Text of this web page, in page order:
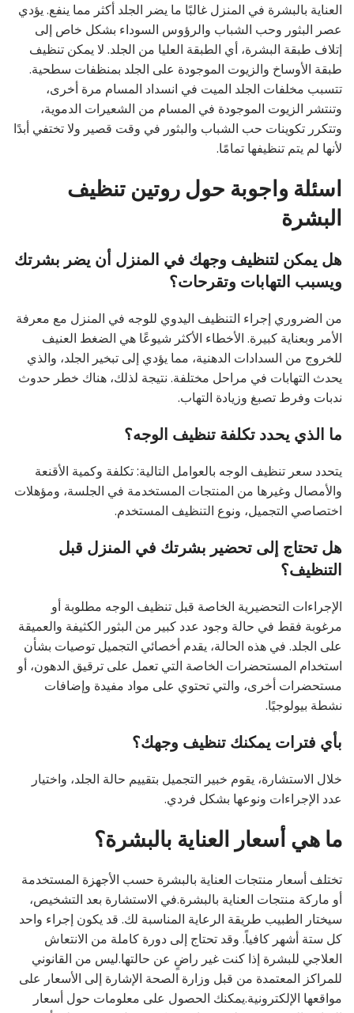
العناية بالبشرة في المنزل غالبًا ما يضر الجلد أكثر مما ينفع. يؤدي
عصر البثور وحب الشباب والرؤوس السوداء بشكل خاص إلى
إتلاف طبقة البشرة، أي الطبقة العليا من الجلد. لا يمكن تنظيف
طبقة الأوساخ والزيوت الموجودة على الجلد بمنظفات سطحية.
تتسبب مخلفات الجلد الميت في انسداد المسام مرة أخرى،
وتنتشر الزيوت الموجودة في المسام من الشعيرات الدموية،
وتتكرر تكوينات حب الشباب والبثور في وقت قصير ولا تختفي أبدًا
لأنها لم يتم تنظيفها تمامًا.
اسئلة واجوبة حول روتين تنظيف
البشرة
هل يمكن لتنظيف وجهك في المنزل أن يضر بشرتك
ويسبب التهابات وتقرحات؟
من الضروري إجراء التنظيف اليدوي للوجه في المنزل مع معرفة
الأمر وبعناية كبيرة. الأخطاء الأكثر شيوعًا هي الضغط العنيف
للخروج من السدادات الدهنية، مما يؤدي إلى تبخير الجلد، والذي
يحدث التهابات في مراحل مختلفة. نتيجة لذلك، هناك خطر حدوث
ندبات وفرط تصبغ وزيادة التهاب.
ما الذي يحدد تكلفة تنظيف الوجه؟
يتحدد سعر تنظيف الوجه بالعوامل التالية: تكلفة وكمية الأقنعة
والأمصال وغيرها من المنتجات المستخدمة في الجلسة، ومؤهلات
اختصاصي التجميل، ونوع التنظيف المستخدم.
هل تحتاج إلى تحضير بشرتك في المنزل قبل
التنظيف؟
الإجراءات التحضيرية الخاصة قبل تنظيف الوجه مطلوبة أو
مرغوبة فقط في حالة وجود عدد كبير من البثور الكثيفة والعميقة
على الجلد. في هذه الحالة، يقدم أخصائي التجميل توصيات بشأن
استخدام المستحضرات الخاصة التي تعمل على ترقيق الدهون، أو
مستحضرات أخرى، والتي تحتوي على مواد مفيدة وإضافات
نشطة بيولوجيًا.
بأي فترات يمكنك تنظيف وجهك؟
خلال الاستشارة، يقوم خبير التجميل بتقييم حالة الجلد، واختيار
عدد الإجراءات ونوعها بشكل فردي.
ما هي أسعار العناية بالبشرة؟
تختلف أسعار منتجات العناية بالبشرة حسب الأجهزة المستخدمة
أو ماركة منتجات العناية بالبشرة.في الاستشارة بعد التشخيص،
سيختار الطبيب طريقة الرعاية المناسبة لك. قد يكون إجراء واحد
كل ستة أشهر كافياً. وقد تحتاج إلى دورة كاملة من الانتعاش
العلاجي للبشرة إذا كنت غير راضٍ عن حالتها.ليس من القانوني
للمراكز المعتمدة من قبل وزارة الصحة الإشارة إلى الأسعار على
مواقعها الإلكترونية.يمكنك الحصول على معلومات حول أسعار